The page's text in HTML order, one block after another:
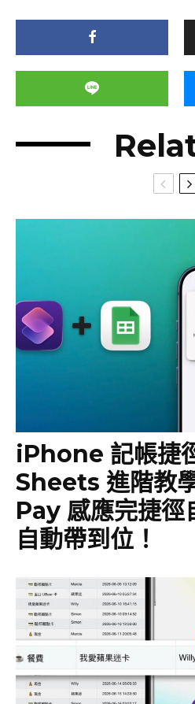
iPhone 記帳捷
Sheets 進階教
Pay 感應完捷徑
自動帶到位！